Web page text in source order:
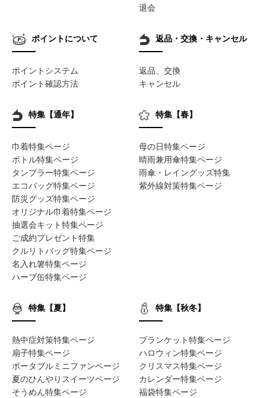
退会
ポイントについて
ポイントシステム
ポイント確認方法
返品・交換・キャンセル
返品、交換
キャンセル
特集【通年】
巾着特集ページ
ボトル特集ページ
タンブラー特集ページ
エコバッグ特集ページ
防災グッズ特集ページ
オリジナル巾着特集ページ
抽選会キット特集ページ
ご成約プレゼント特集
クルリトバッグ特集ページ
名入れ箸特集ページ
ハーブ缶特集ページ
特集【春】
母の日特集ページ
晴雨兼用傘特集ページ
雨傘・レイングッズ特集
紫外線対策特集ページ
特集【夏】
熱中症対策特集ページ
扇子特集ページ
ポータブルミニファンページ
夏のひんやりスイーツページ
そうめん特集ページ
特集【秋冬】
ブランケット特集ページ
ハロウィン特集ページ
クリスマス特集ページ
カレンダー特集ページ
福袋特集ページ